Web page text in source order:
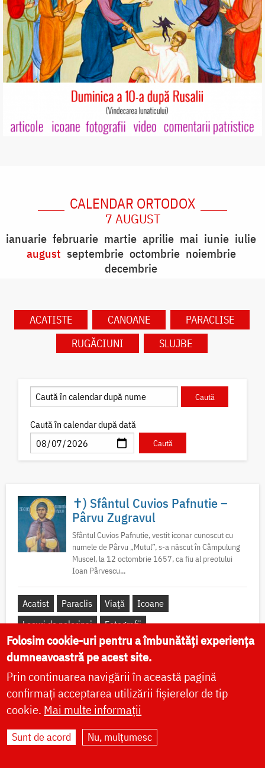
CALENDAR ORTODOX
7 AUGUST
ianuarie februarie martie aprilie mai iunie iulie
august septembrie octombrie noiembrie
decembrie
ACATISTE CANOANE
PARACLISE
RUGĂCIUNI
SLUJBE
Caută în calendar după dată
✝) Sfântul Cuvios Pafnutie –
Pârvu Zugravul
Sfântul Cuvios Pafnutie, vestit iconar cunoscut cu
numele de Pârvu „Mutul”, s-a născut în Câmpulung
Muscel, la 12 octombrie 1657, ca fiu al preotului
Ioan Pârvescu...
Acatist Paraclis Viață
Icoane
Locuri de pelerinaj
Fotografii
✝) Sfânta Cuvioasă Teodora de
la Sihla
Această floare duhovnicească și mireasă a lui
al Moldovei, s-a născut pe la jumătatea secolului al
XVII-lea, în satul...
Folosim cookie-uri pentru a îmbunătăți experiența
dumneavoastră pe acest site.
Prin continuarea navigării în această pagină
confirmați acceptarea utilizării fișierelor de tip
cookie. Mai multe informații
Sunt de acord Nu, mulțumesc